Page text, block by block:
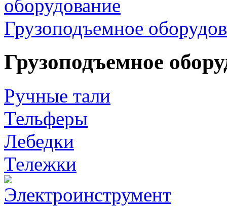
Грузоподъемное
Грузоподъемное
Ручные тали
Тельферы
Лебедки
Тележки